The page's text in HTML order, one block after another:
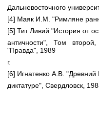
Дальневосточного
[4] Маяк И.М. "Римляне
[5] Тит Ливий "История от
античности", Том
"Правда", 1989
г.
[6] Игнатенко А.В.
диктатуре", Свердловск,